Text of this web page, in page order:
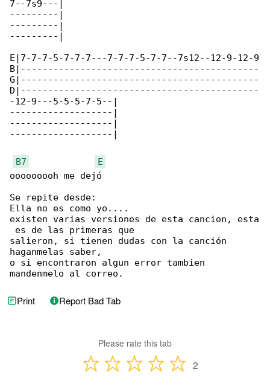
7--7s9---|
---------|
---------|
---------|
E|7-7-7-5-7-7-7---7-7-7-5-7-7--7s12--12-9-12-9
B|--------------------------------------------
G|--------------------------------------------
D|--------------------------------------------
-12-9---5-5-5-7-5--|
-------------------|
-------------------|
-------------------|
B7
E
ooooooooh me dejó
Se repite desde:
Ella no es como yo....
existen varias versiones de esta cancion, esta
es de las primeras que
salieron, si tienen dudas con la canción
haganmelas saber,
o si encontraron algun error tambien
mandenmelo al correo.
Print Report Bad Tab
Please rate this tab
2